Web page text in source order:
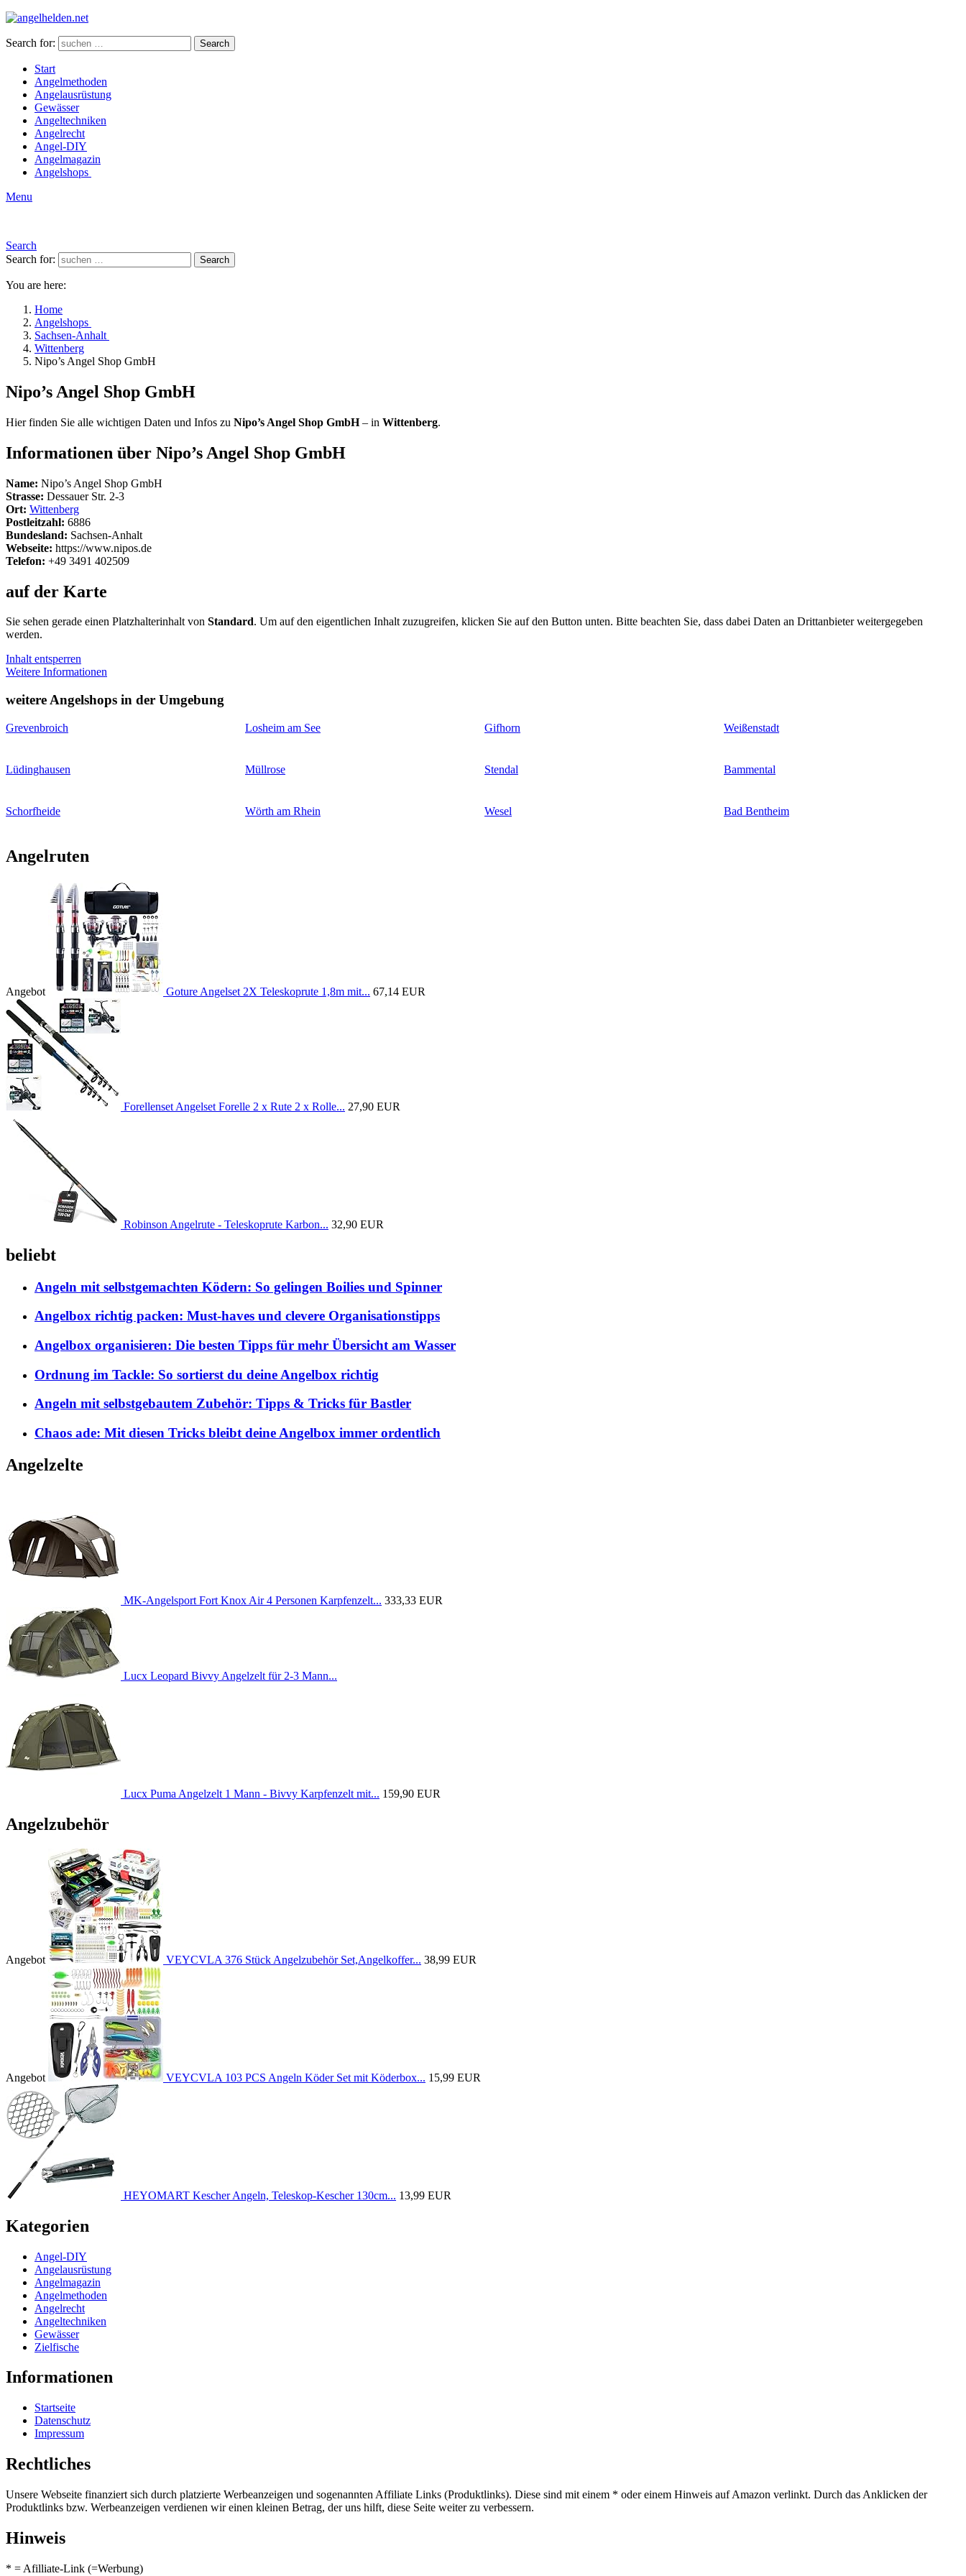
Search for: Search
Start
Angelmethoden
Angelausrüstung
Gewässer
Angeltechniken
Angelrecht
Angel-DIY
Angelmagazin
Angelshops
Menu
Search
Search for:
Search
You are here:
Home
Angelshops
Sachsen-Anhalt
Wittenberg
Nipo’s Angel Shop GmbH
Nipo’s Angel Shop GmbH
Hier finden Sie alle wichtigen Daten und Infos zu Nipo’s Angel Shop GmbH– in Wittenberg.
Informationen über Nipo’s Angel Shop GmbH
Name: Nipo’s Angel Shop GmbH
Strasse: Dessauer Str. 2-3
Ort: Wittenberg
Postleitzahl: 6886
Bundesland: Sachsen-Anhalt
Webseite: https://www.nipos.de
Telefon: +49 3491 402509
auf der Karte
Sie sehen gerade einen Platzhalterinhalt von Standard. Um auf den eigentlichen Inhalt zuzugreifen, klicken Sie auf den Button unten. Bitte beachten Sie, dass dabei Daten an Drittanbieter weitergegeben
werden.
Inhalt entsperren
Weitere Informationen
weitere Angelshops in der Umgebung
Grevenbroich Losheim am See Gifhorn Weißenstadt
Lüdinghausen Müllrose Stendal Bammental
Schorfheide Wörth am Rhein Wesel Bad Bentheim
Angelruten
Angebot Goture Angelset 2X Teleskoprute 1,8m mit... 67,14 EUR
Forellenset Angelset Forelle 2 x Rute 2 x Rolle... 27,90 EUR
Robinson Angelrute - Teleskoprute Karbon... 32,90 EUR
beliebt
Angeln mit selbstgemachten Ködern: So gelingen Boilies und Spinner
Angelbox richtig packen: Must-haves und clevere Organisationstipps
Angelbox organisieren: Die besten Tipps für mehr Übersicht am Wasser
Ordnung im Tackle: So sortierst du deine Angelbox richtig
Angeln mit selbstgebautem Zubehör: Tipps & Tricks für Bastler
Chaos ade: Mit diesen Tricks bleibt deine Angelbox immer ordentlich
Angelzelte
MK-Angelsport Fort Knox Air 4 Personen Karpfenzelt... 333,33 EUR
Lucx Leopard Bivvy Angelzelt für 2-3 Mann...
Lucx Puma Angelzelt 1 Mann - Bivvy Karpfenzelt mit... 159,90 EUR
Angelzubehör
Angebot VEYCVLA 376 Stück Angelzubehör Set,Angelkoffer... 38,99 EUR
Angebot VEYCVLA 103 PCS Angeln Köder Set mit Köderbox... 15,99 EUR
HEYOMART Kescher Angeln, Teleskop-Kescher 130cm... 13,99 EUR
Kategorien
Angel-DIY
Angelausrüstung
Angelmagazin
Angelmethoden
Angelrecht
Angeltechniken
Gewässer
Zielfische
Informationen
Startseite
Datenschutz
Impressum
Rechtliches
Unsere Webseite finanziert sich durch platzierte Werbeanzeigen und sogenannten Affiliate Links (Produktlinks). Diese sind mit einem * oder einem Hinweis auf Amazon verlinkt. Durch das Anklicken der
Produktlinks bzw. Werbeanzeigen verdienen wir einen kleinen Betrag, der uns hilft, diese Seite weiter zu verbessern.
Hinweis
* = Afilliate-Link (=Werbung)